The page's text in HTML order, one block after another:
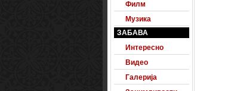
Филм
Музика
ЗАБАВА
Интересно
Видео
Галерија